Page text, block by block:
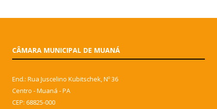
CÂMARA MUNICIPAL DE MUANÁ
End.: Rua Juscelino Kubitschek, Nº 36
Centro - Muaná - PA
CEP: 68825-000